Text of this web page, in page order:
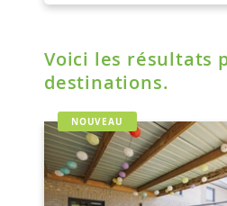
Voici les résultats
destinations.